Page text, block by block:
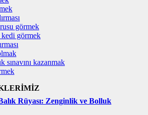
görmek
kedi görmek
sınavını kazanmak
Rüyası: Zenginlik ve Bolluk